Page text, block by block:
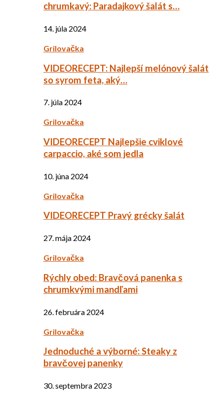
chrumkavý: Paradajkový šalát s…
14. júla 2024
Grilovačka
VIDEORECEPT: Najlepší melónový šalát
so syrom feta, aký…
7. júla 2024
Grilovačka
VIDEORECEPT Najlepšie cviklové
carpaccio, aké som jedla
10. júna 2024
Grilovačka
VIDEORECEPT Pravý grécky šalát
27. mája 2024
Grilovačka
Rýchly obed: Bravčová panenka s
chrumkvými mandľami
26. februára 2024
Grilovačka
Jednoduché a výborné: Steaky z
bravčovej panenky
30. septembra 2023